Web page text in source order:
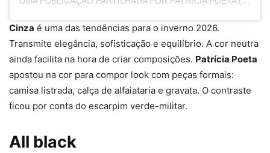
Cinza é uma das tendências para o inverno 2026.
Transmite elegância, sofisticação e equilíbrio. A cor neutra
ainda facilita na hora de criar composições. Patrícia Poeta
apostou na cor para compor look com peças formais:
camisa listrada, calça de alfaiataria e gravata. O contraste
ficou por conta do escarpim verde-militar.
All black